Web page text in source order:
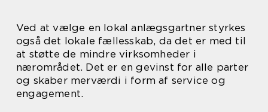
Ved at vælge en lokal anlægsgartner styrkes
også det lokale fællesskab, da det er med til
at støtte de mindre virksomheder i
nærområdet. Det er en gevinst for alle parter
og skaber merværdi i form af service og
engagement.